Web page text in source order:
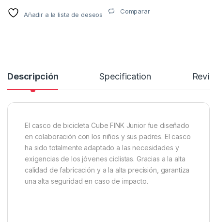
Añadir a la lista de deseos Comparar
Descripción Specification
El casco de bicicleta Cube FINK Junior fue diseñado
en colaboración con los niños y sus padres. El casco
ha sido totalmente adaptado a las necesidades y
exigencias de los jóvenes ciclistas. Gracias a la alta
calidad de fabricación y a la alta precisión, garantiza
una alta seguridad en caso de impacto.